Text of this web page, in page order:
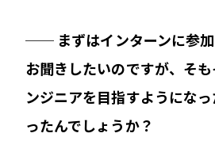
── まずはインターンに参
お聞きしたいのですが、そ
ンジニアを目指すようにな
ったんでしょうか？